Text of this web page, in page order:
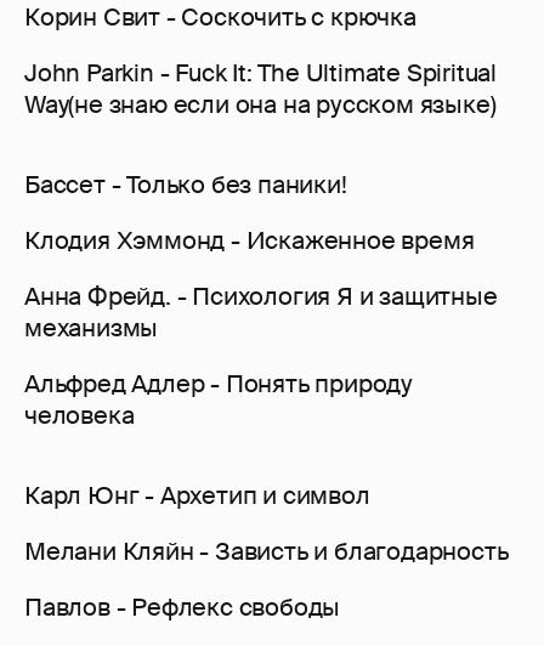
Корин Свит - Соскочить с крючка
John Parkin - Fuck It: The Ultimate Spiritual
Way(не знаю если она на русском языке)
Бассет - Только без паники!
Клодия Хэммонд - Искаженное время
Анна Фрейд. - Психология Я и защитные
механизмы
Альфред Адлер - Понять природу
человека
Карл Юнг - Архетип и символ
Мелани Кляйн - Зависть и благодарность
Павлов - Рефлекс свободы